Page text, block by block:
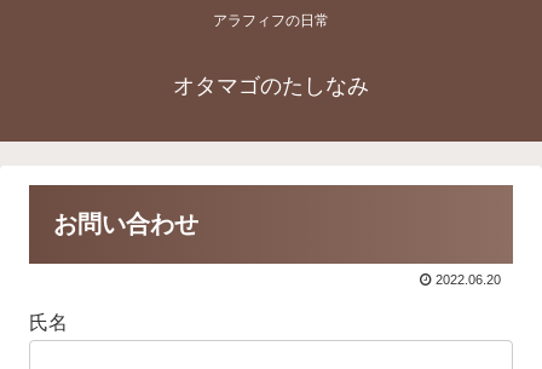
アラフィフの日常
オタマゴのたしなみ
お問い合わせ
2022.06.20
氏名